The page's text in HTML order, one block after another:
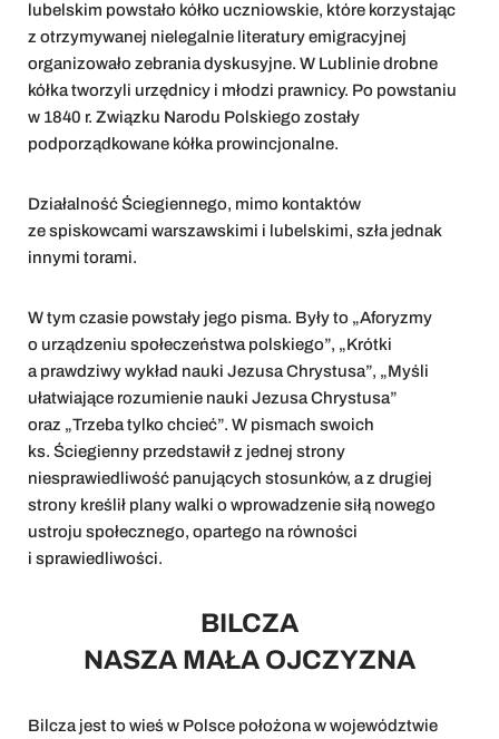
lubelskim powstało kółko uczniowskie, które korzystając
z otrzymywanej nielegalnie literatury emigracyjnej
organizowało zebrania dyskusyjne. W Lublinie drobne
kółka tworzyli urzędnicy i młodzi prawnicy. Po powstaniu
w 1840 r. Związku Narodu Polskiego zostały
podporządkowane kółka prowincjonalne.
Działalność Ściegiennego, mimo kontaktów
ze spiskowcami warszawskimi i lubelskimi, szła jednak
innymi torami.
W tym czasie powstały jego pisma. Były to „Aforyzmy
o urządzeniu społeczeństwa polskiego”, „Krótki
a prawdziwy wykład nauki Jezusa Chrystusa”, „Myśli
ułatwiające rozumienie nauki Jezusa Chrystusa”
oraz „Trzeba tylko chcieć”. W pismach swoich
ks. Ściegienny przedstawił z jednej strony
niesprawiedliwość panujących stosunków, a z drugiej
strony kreślił plany walki o wprowadzenie siłą nowego
ustroju społecznego, opartego na równości
i sprawiedliwości.
BILCZA
NASZA MAŁA OJCZYZNA
Bilcza jest to wieś w Polsce położona w województwie